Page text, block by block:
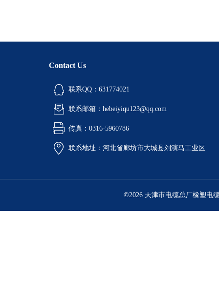
Contact Us
联系QQ：631774021
联系邮箱：hebeiyiqu123@qq.com
传真：0316-5960786
联系地址：河北省廊坊市大城县刘演马工业区
©2026 天津市电缆总厂橡塑电